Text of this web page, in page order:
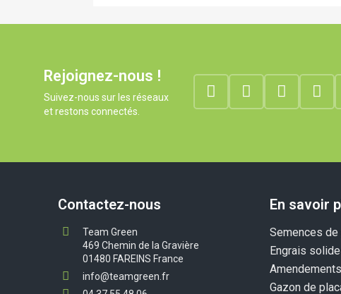
Rejoignez-nous !
Suivez-nous sur les réseaux
et restons connectés.
Contactez-nous
Team Green
469 Chemin de la Gravière
01480 FAREINS France
info@teamgreen.fr
En savoir
Semences
Engrais
Amendements
Gazon de